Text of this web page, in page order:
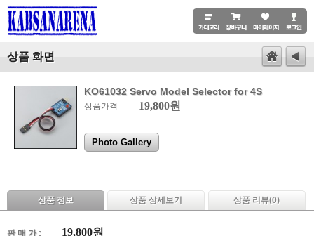
상품 화면
KO61032 Servo Model Selector for 4S
상품가격 19,800원
Photo Gallery
상품 정보 상품 상세보기 상품 리뷰(0)
판 매 가 : 19,800원